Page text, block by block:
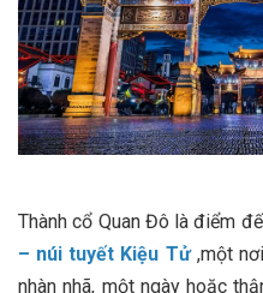
Thành cổ Quan Đô là điểm
– núi tuyết Kiệu Tử,một
nhàn nhã, một ngày hoặc